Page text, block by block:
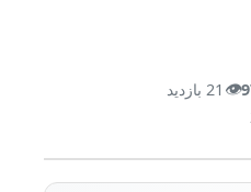
👁️ 21 بازدید